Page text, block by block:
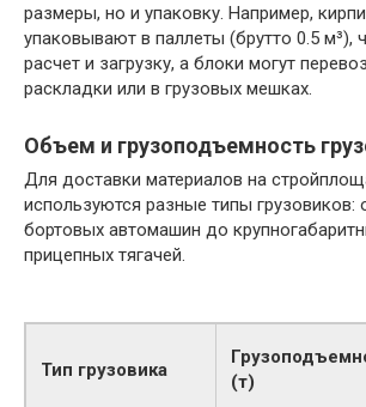
размеры, но и упаковку. Например,
упаковывают в паллеты (брутто 0.5 м³),
расчет и загрузку, а блоки могут
раскладки или в грузовых мешках.
Объем и грузоподъемность
Для доставки материалов на
используются разные типы грузовиков:
бортовых автомашин до
прицепных тягачей.
Тип грузовика
(т)